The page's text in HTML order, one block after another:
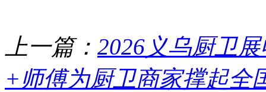
上一篇： 2026义乌厨卫
+师傅为厨卫商家撑起全